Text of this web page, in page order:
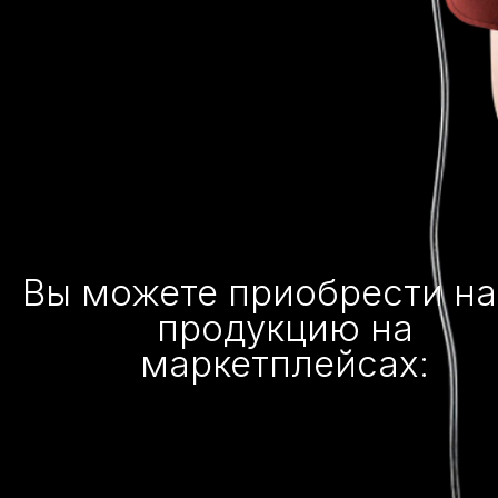
Вы можете приобрести
продукцию на
маркетплейсах: